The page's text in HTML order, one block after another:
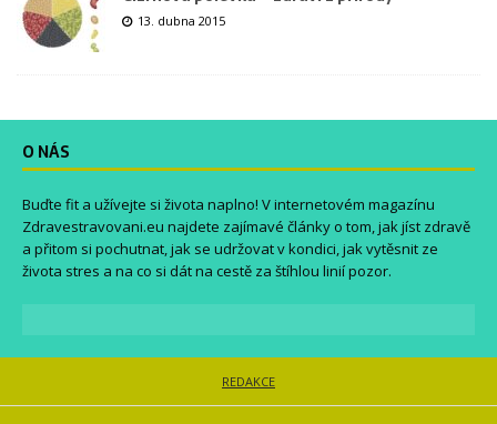
13. dubna 2015
O NÁS
Buďte fit a užívejte si života naplno! V internetovém magazínu
Zdravestravovani.eu najdete zajímavé články o tom, jak jíst zdravě
a přitom si pochutnat, jak se udržovat v kondici, jak vytěsnit ze
života stres a na co si dát na cestě za štíhlou linií pozor.
REDAKCE